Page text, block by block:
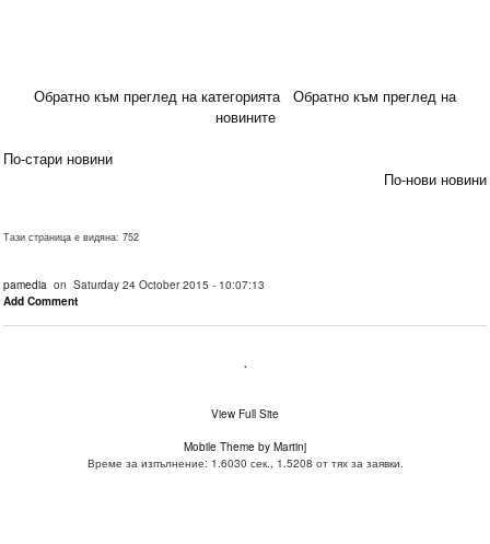
Обратно към преглед на категорията
Обратно към преглед на
новините
По-стари новини
По-нови новини
Тази страница е видяна: 752
pamedia on Saturday 24 October 2015 - 10:07:13
Add Comment
.
View Full Site
Mobile Theme by Martinj
Време за изпълнение: 1.6030 сек., 1.5208 от тях за заявки.